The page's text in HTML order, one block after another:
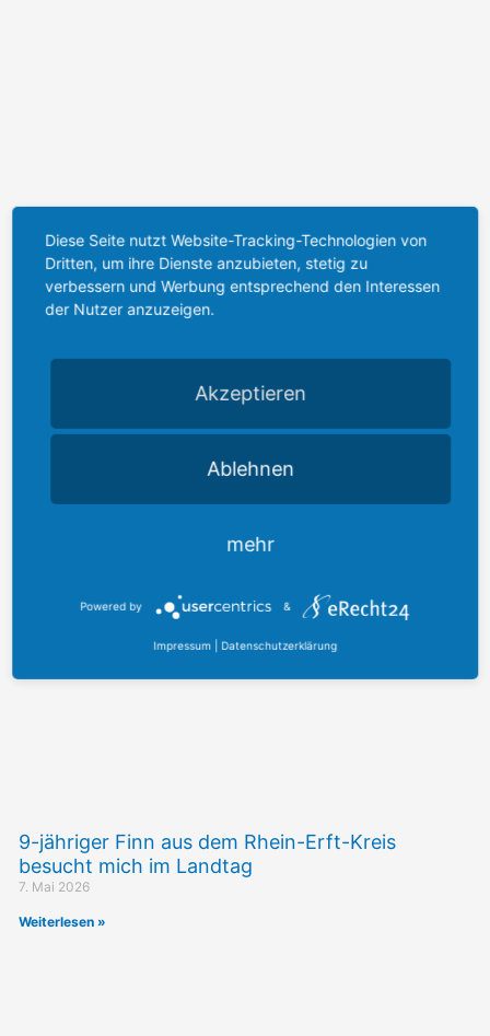
9-jähriger Finn aus dem Rhein-Erft-Kreis
besucht mich im Landtag
7. Mai 2026
Weiterlesen »
Diese Seite nutzt Website-Tracking-Technologien von
Dritten, um ihre Dienste anzubieten, stetig zu
verbessern und Werbung entsprechend den Interessen
der Nutzer anzuzeigen.
Akzeptieren
Ablehnen
mehr
Powered by &
Impressum Datenschutzerklärung